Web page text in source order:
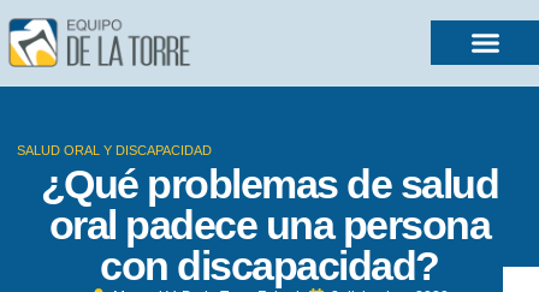
SALUD ORAL Y DISCAPACIDAD
¿Qué problemas de salud
oral padece una persona
con discapacidad?